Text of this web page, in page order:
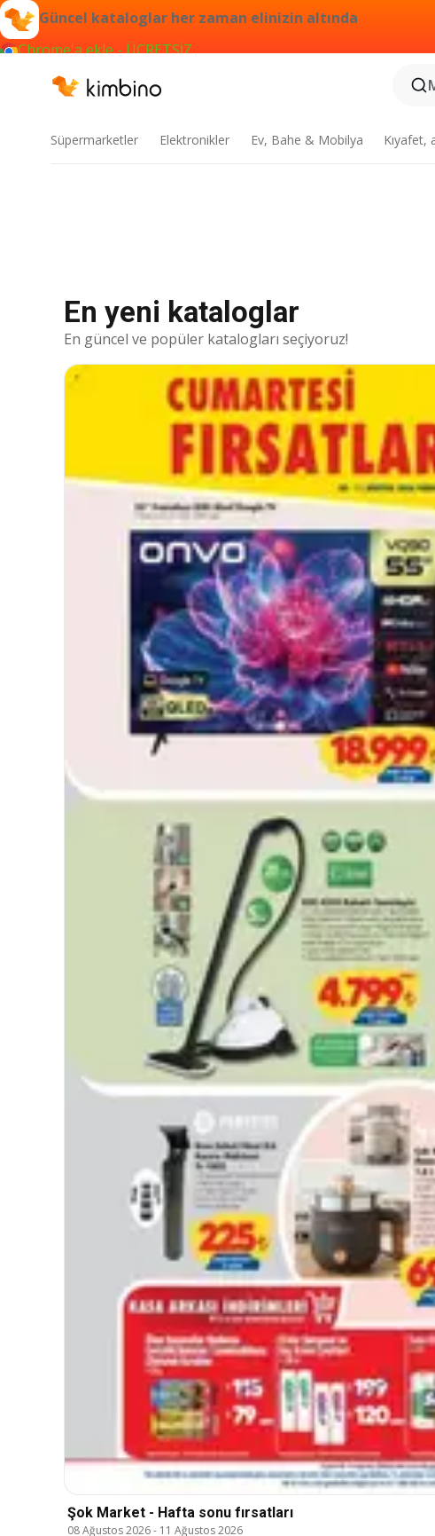
Güncel kataloglar her zaman elinizin altında
Chrome'a ekle - ÜCRETSİZ
Süpermarketler Elektronikler Ev, Bahe & Mobilya Kıyafet,
En yeni kataloglar
En güncel ve popüler katalogları seçiyoruz!
Şok Market - Hafta sonu fırsatları
08 Ağustos 2026- 11 Ağustos 2026